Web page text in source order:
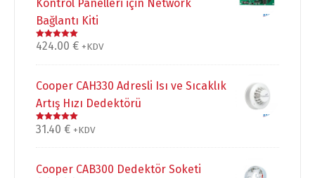
Kontrol Panelleri için Network
Bağlantı Kiti
5 üzerinden
5.00 oy aldı
424.00 € +KDV
Cooper CAH330 Adresli Isı ve Sıcaklık
Artış Hızı Dedektörü
5 üzerinden
5.00 oy aldı
31.40 € +KDV
Cooper CAB300 Dedektör Soketi